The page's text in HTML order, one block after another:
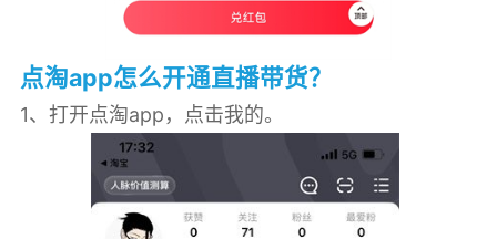
点淘app怎么开通直播带货？
1、打开点淘app，点击我的。